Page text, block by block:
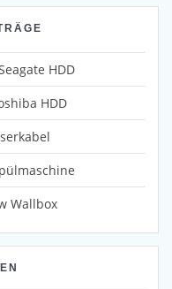
HDD
HDD
Wallbox